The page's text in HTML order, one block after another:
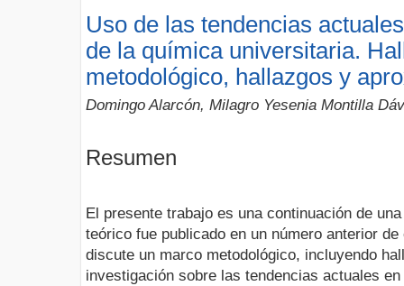
Uso de las tendencias
de la química universitaria.
metodológico, hallazgos y
Domingo Alarcón, Milagro Yesenia Montilla
Resumen
El presente trabajo es una continuación de
teórico fue publicado en un número anterior
discute un marco metodológico, incluyendo
investigación sobre las tendencias actuales